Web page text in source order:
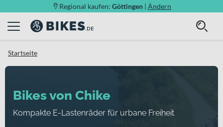
Regional kaufen: Göttingen | Ändern
Startseite
Bikes von Chike
Kompakte E-Lastenräder für urbane Freiheit